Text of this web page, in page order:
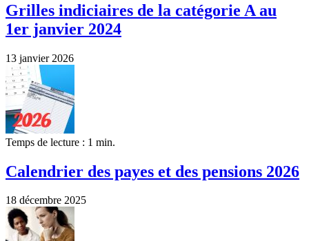
Grilles indiciaires de la catégorie A au
1er janvier 2024
13 janvier 2026
Temps de lecture : 1 min.
Calendrier des payes et des pensions 2026
18 décembre 2025